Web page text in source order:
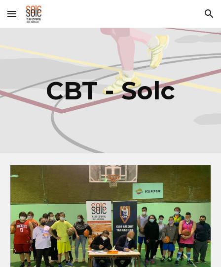
Skip to main content Skip to navigation
CBT - Solc